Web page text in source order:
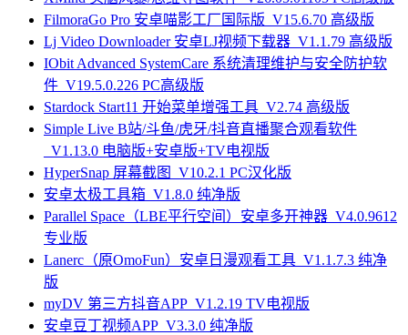
FilmoraGo Pro 安卓喵影工厂国际版_V15.6.70 高级版
Lj Video Downloader 安卓LJ视频下载器_V1.1.79 高级版
IObit Advanced SystemCare 系统清理维护与安全防护软
件_V19.5.0.226 PC高级版
Stardock Start11 开始菜单增强工具_V2.74 高级版
Simple Live B站/斗鱼/虎牙/抖音直播聚合观看软件
_V1.13.0 电脑版+安卓版+TV电视版
HyperSnap 屏幕截图_V10.2.1 PC汉化版
安卓太极工具箱_V1.8.0 纯净版
Parallel Space（LBE平行空间）安卓多开神器_V4.0.9612
专业版
Lanerc（原OmoFun）安卓日漫观看工具_V1.1.7.3 纯净
版
myDV 第三方抖音APP_V1.2.19 TV电视版
安卓豆丁视频APP_V3.3.0 纯净版